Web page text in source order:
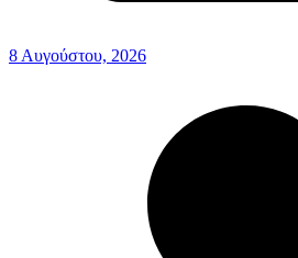
8 Αυγούστου, 2026